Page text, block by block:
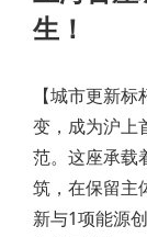
生！
【城市更新
变，成为沪上
范。这座承载
筑，在保留主
新与1项能源